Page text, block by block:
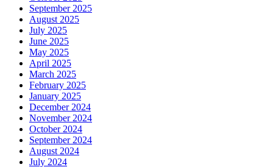
September 2025
August 2025
July 2025
June 2025
May 2025
April 2025
March 2025
February 2025
January 2025
December 2024
November 2024
October 2024
September 2024
August 2024
July 2024